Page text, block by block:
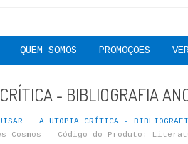
QUEM SOMOS PROMOÇÕES
- BIBLIOGRAFIA
A UTOPIA CRÍTICA -
Cosmos Código do Produto: